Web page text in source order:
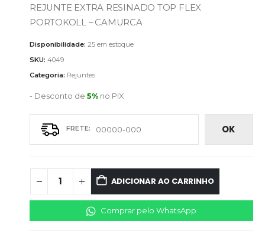
REJUNTE EXTRA RESINADO TOP FLEX
PORTOKOLL – CAMURCA
Disponibilidade: 25 em estoque
SKU: 4049
Categoria: Rejuntes
- Desconto de 5% no PIX
OK
ADICIONAR AO CARRINHO
Comprar pelo WhatsApp